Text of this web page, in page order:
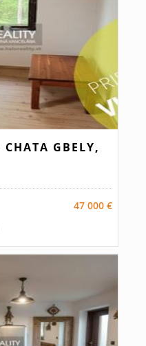
GBELY,
47 000 €